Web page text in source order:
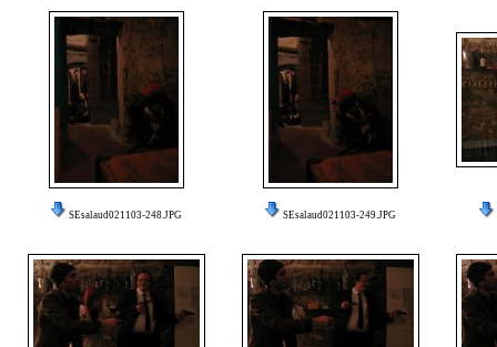
SEsalaud021103-248.JPG SEsalaud021103-249.JPG